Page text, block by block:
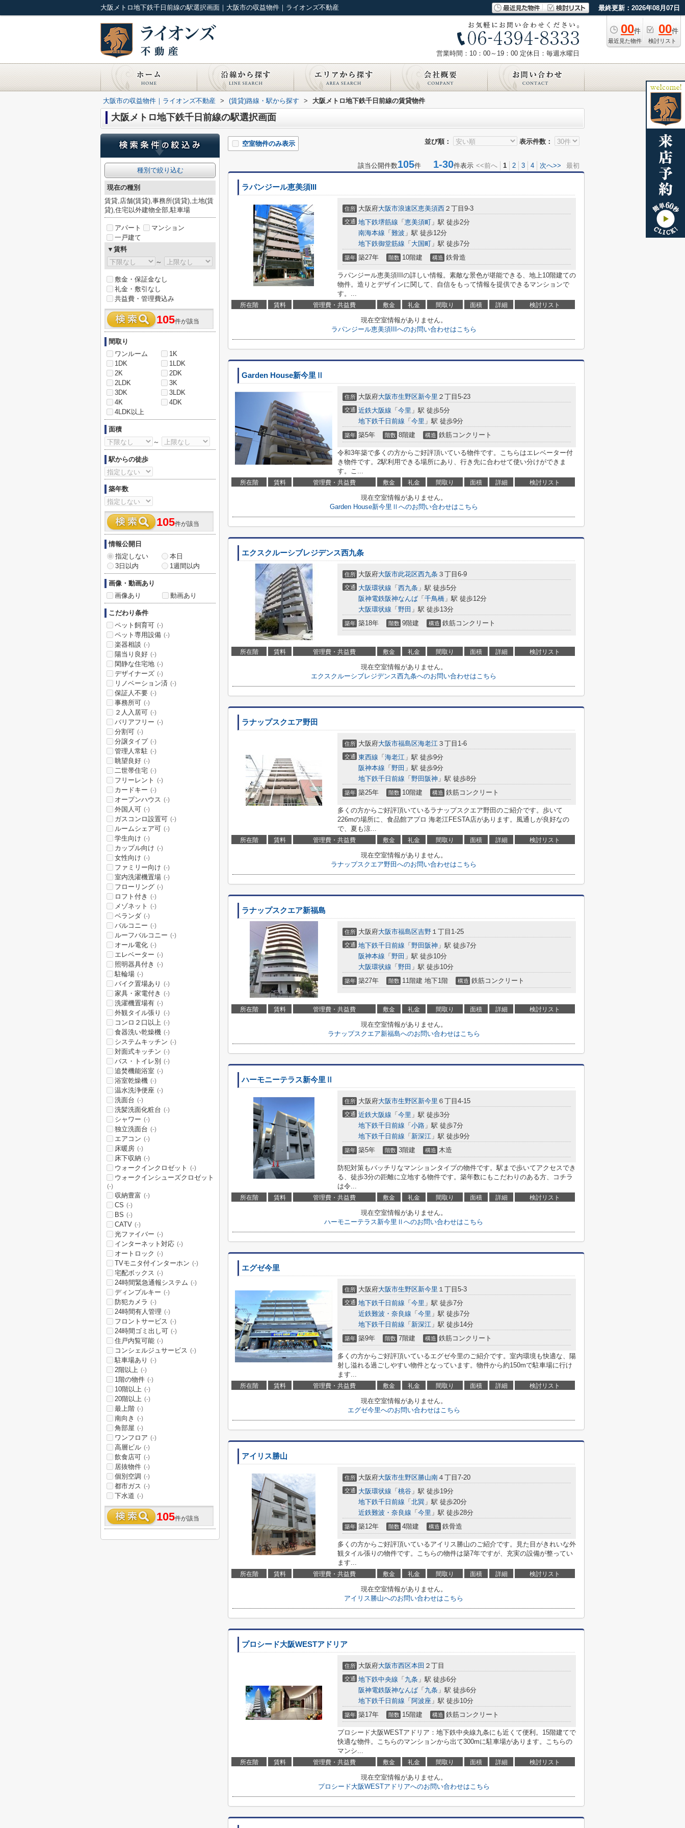
大阪メトロ地下鉄千日前線の駅選択画面｜大阪市の収益物件｜ライオンズ不動産 最終更新：2026年08月07日
00件
最近見た物件
00件
検討リスト
営業時間：10：00～19：00 定休日：毎週水曜日
大阪市の収益物件｜ライオンズ不動産 > (賃貸)路線・駅から探す > 大阪メトロ地下鉄千日前線の賃貸物件
大阪メトロ地下鉄千日前線の駅選択画面
並び順： 表示件数：
空室物件のみ表示
該当公開件数105件 1-30件表示 <<前へ 1 2 3 4 次へ>> 最初
ラパンジール恵美須III
住所 大阪府大阪市浪速区恵美須西 ２丁目9-3
交通 地下鉄堺筋線 「 恵美須町 」駅 徒歩2分
南海本線 「 難波 」駅 徒歩12分
地下鉄御堂筋線 「 大国町 」駅 徒歩7分
築年 築27年 階数 10階建 構造 鉄骨造
ラパンジール恵美須IIIの詳しい情報。素敵な景色が堪能できる、地上10階建ての
物件。造りとデザインに関して、自信をもって情報を提供できるマンションで
す。...
所在階 賃料 管理費・共益費 敷金 礼金 間取り 面積 詳細 検討リスト
現在空室情報がありません。
ラパンジール恵美須IIIへのお問い合わせはこちら
Garden House新今里Ⅱ
住所 大阪府大阪市生野区新今里 ２丁目5-23
交通 近鉄大阪線 「 今里 」駅 徒歩5分
地下鉄千日前線 「 今里 」駅 徒歩9分
築年 築5年 階数 8階建 構造 鉄筋コンクリート
令和3年築で多くの方からご好評頂いている物件です。こちらはエレベーター付
き物件です。2駅利用できる場所にあり、行き先に合わせて使い分けができま
す。こ...
所在階 賃料 管理費・共益費 敷金 礼金 間取り 面積 詳細 検討リスト
現在空室情報がありません。
Garden House新今里Ⅱへのお問い合わせはこちら
エクスクルーシブレジデンス西九条
住所 大阪府大阪市此花区西九条 ３丁目6-9
交通 大阪環状線 「 西九条 」駅 徒歩5分
阪神電鉄阪神なんば 「 千鳥橋 」駅 徒歩12分
大阪環状線 「 野田 」駅 徒歩13分
築年 築18年 階数 9階建 構造 鉄筋コンクリート
所在階 賃料 管理費・共益費 敷金 礼金 間取り 面積 詳細 検討リスト
現在空室情報がありません。
エクスクルーシブレジデンス西九条へのお問い合わせはこちら
ラナップスクエア野田
住所 大阪府大阪市福島区海老江 ３丁目1-6
交通 東西線 「 海老江 」駅 徒歩9分
阪神本線 「 野田 」駅 徒歩9分
地下鉄千日前線 「 野田阪神 」駅 徒歩8分
築年 築25年 階数 10階建 構造 鉄筋コンクリート
多くの方からご好評頂いているラナップスクエア野田のご紹介です。歩いて
226mの場所に、食品館アプロ 海老江FESTA店があります。風通しが良好なの
で、夏も涼...
所在階 賃料 管理費・共益費 敷金 礼金 間取り 面積 詳細 検討リスト
現在空室情報がありません。
ラナップスクエア野田へのお問い合わせはこちら
ラナップスクエア新福島
住所 大阪府大阪市福島区吉野 １丁目1-25
交通 地下鉄千日前線 「 野田阪神 」駅 徒歩7分
阪神本線 「 野田 」駅 徒歩10分
大阪環状線 「 野田 」駅 徒歩10分
築年 築27年 階数 11階建 地下1階 構造 鉄筋コンクリート
所在階 賃料 管理費・共益費 敷金 礼金 間取り 面積 詳細 検討リスト
現在空室情報がありません。
ラナップスクエア新福島へのお問い合わせはこちら
ハーモニーテラス新今里Ⅱ
住所 大阪府大阪市生野区新今里 ６丁目4-15
交通 近鉄大阪線 「 今里 」駅 徒歩3分
地下鉄千日前線 「 小路 」駅 徒歩7分
地下鉄千日前線 「 新深江 」駅 徒歩9分
築年 築5年 階数 3階建 構造 木造
防犯対策もバッチリなマンションタイプの物件です。駅まで歩いてアクセスでき
る、徒歩3分の距離に立地する物件です。築年数にもこだわりのある方、コチラ
は令...
所在階 賃料 管理費・共益費 敷金 礼金 間取り 面積 詳細 検討リスト
現在空室情報がありません。
ハーモニーテラス新今里Ⅱへのお問い合わせはこちら
エグゼ今里
住所 大阪府大阪市生野区新今里 １丁目5-3
交通 地下鉄千日前線 「 今里 」駅 徒歩7分
近鉄難波・奈良線 「 今里 」駅 徒歩7分
地下鉄千日前線 「 新深江 」駅 徒歩14分
築年 築9年 階数 7階建 構造 鉄筋コンクリート
多くの方からご好評頂いているエグゼ今里のご紹介です。室内環境も快適な、陽
射し溢れる過ごしやすい物件となっています。物件から約150mで駐車場に行け
ます...
所在階 賃料 管理費・共益費 敷金 礼金 間取り 面積 詳細 検討リスト
現在空室情報がありません。
エグゼ今里へのお問い合わせはこちら
アイリス勝山
住所 大阪府大阪市生野区勝山南 ４丁目7-20
交通 大阪環状線 「 桃谷 」駅 徒歩19分
地下鉄千日前線 「 北巽 」駅 徒歩20分
近鉄難波・奈良線 「 今里 」駅 徒歩28分
築年 築12年 階数 4階建 構造 鉄骨造
多くの方からご好評頂いているアイリス勝山のご紹介です。見た目がきれいな外
観タイル張りの物件です。こちらの物件は築7年ですが、充実の設備が整ってい
ます...
所在階 賃料 管理費・共益費 敷金 礼金 間取り 面積 詳細 検討リスト
現在空室情報がありません。
アイリス勝山へのお問い合わせはこちら
プロシード大阪WESTアドリア
住所 大阪府大阪市西区本田 ２丁目
交通 地下鉄中央線 「 九条 」駅 徒歩6分
阪神電鉄阪神なんば 「 九条 」駅 徒歩6分
地下鉄千日前線 「 阿波座 」駅 徒歩10分
築年 築17年 階数 15階建 構造 鉄筋コンクリート
プロシード大阪WESTアドリア：地下鉄中央線九条にも近くて便利。15階建てで
快適な物件。こちらのマンションから出て300mに駐車場があります。こちらの
マンシ...
所在階 賃料 管理費・共益費 敷金 礼金 間取り 面積 詳細 検討リスト
現在空室情報がありません。
プロシード大阪WESTアドリアへのお問い合わせはこちら
種別で絞り込む
現在の種別
賃貸,店舗(賃貸),事務所(賃貸),土地(賃
貸),住宅以外建物全部,駐車場
アパート
マンション
一戸建て
▼賃料
～
敷金・保証金なし
礼金・敷引なし
共益費・管理費込み
105件が該当
間取り
ワンルーム
1K
1DK
1LDK
2K
2DK
2LDK
3K
3DK
3LDK
4K
4DK
4LDK以上
面積
～
駅からの徒歩
築年数
105件が該当
情報公開日
指定しない
本日
3日以内
1週間以内
画像・動画あり
画像あり
動画あり
こだわり条件
ペット飼育可 (-)
ペット専用設備 (-)
楽器相談 (-)
陽当り良好 (-)
閑静な住宅地 (-)
デザイナーズ (-)
リノベーション済 (-)
保証人不要 (-)
事務所可 (-)
２人入居可 (-)
バリアフリー (-)
分割可 (-)
分譲タイプ (-)
管理人常駐 (-)
眺望良好 (-)
二世帯住宅 (-)
フリーレント (-)
カードキー (-)
オープンハウス (-)
外国人可 (-)
ガスコンロ設置可 (-)
ルームシェア可 (-)
学生向け (-)
カップル向け (-)
女性向け (-)
ファミリー向け (-)
室内洗濯機置場 (-)
フローリング (-)
ロフト付き (-)
メゾネット (-)
ベランダ (-)
バルコニー (-)
ルーフバルコニー (-)
オール電化 (-)
エレベーター (-)
照明器具付き (-)
駐輪場 (-)
バイク置場あり (-)
家具・家電付き (-)
洗濯機置場有 (-)
外観タイル張り (-)
コンロ２口以上 (-)
食器洗い乾燥機 (-)
システムキッチン (-)
対面式キッチン (-)
バス・トイレ別 (-)
追焚機能浴室 (-)
浴室乾燥機 (-)
温水洗浄便座 (-)
洗面台 (-)
洗髪洗面化粧台 (-)
シャワー (-)
独立洗面台 (-)
エアコン (-)
床暖房 (-)
床下収納 (-)
ウォークインクロゼット (-)
ウォークインシューズクロゼット
(-)
収納豊富 (-)
CS (-)
BS (-)
CATV (-)
光ファイバー (-)
インターネット対応 (-)
オートロック (-)
TVモニタ付インターホン (-)
宅配ボックス (-)
24時間緊急通報システム (-)
ディンプルキー (-)
防犯カメラ (-)
24時間有人管理 (-)
フロントサービス (-)
24時間ゴミ出し可 (-)
住戸内覧可能 (-)
コンシェルジュサービス (-)
駐車場あり (-)
2階以上 (-)
1階の物件 (-)
10階以上 (-)
20階以上 (-)
最上階 (-)
南向き (-)
角部屋 (-)
ワンフロア (-)
高層ビル (-)
飲食店可 (-)
居抜物件 (-)
個別空調 (-)
都市ガス (-)
下水道 (-)
105件が該当